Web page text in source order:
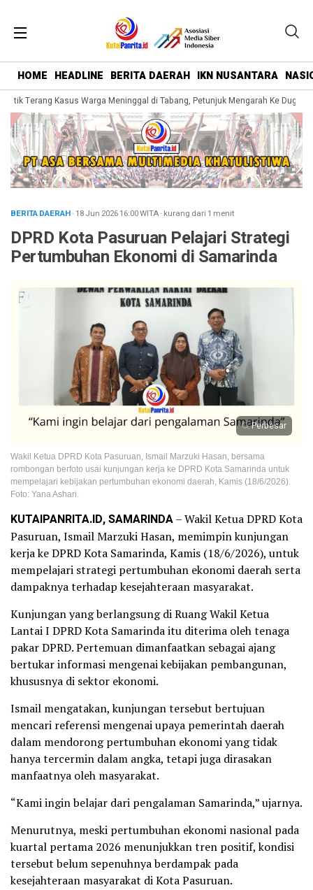
HOME HEADLINE BERITA DAERAH IKN NUSANTARA
Terang Kasus Warga Meninggal di Tabang, Petunjuk Mengarah Ke Dugaan
BERITA DAERAH· 18 Jun 202616:00WITA· kurang dari 1 menit
DPRD Kota Pasuruan Pelajari Strategi
Pertumbuhan Ekonomi di Samarinda
Perbesar
Wakil Ketua DPRD Kota Pasuruan, Ismail Marzuki Hasan, bersama
rombongan berfoto usai kunjungan kerja ke DPRD Kota Samarinda untuk
mempelajari kebijakan pertumbuhan ekonomi daerah, Kamis (18/6/2026).
Foto: Yana Ashari.
KUTAIPANRITA.ID, SAMARINDA– Wakil Ketua DPRD Kota
Pasuruan, Ismail Marzuki Hasan, memimpin kunjungan
kerja ke DPRD Kota Samarinda, Kamis (18/6/2026), untuk
mempelajari strategi pertumbuhan ekonomi daerah serta
dampaknya terhadap kesejahteraan masyarakat.
Kunjungan yang berlangsung di Ruang Wakil Ketua
Lantai I DPRD Kota Samarinda itu diterima oleh tenaga
pakar DPRD. Pertemuan dimanfaatkan sebagai ajang
bertukar informasi mengenai kebijakan pembangunan,
khususnya di sektor ekonomi.
Ismail mengatakan, kunjungan tersebut bertujuan
mencari referensi mengenai upaya pemerintah daerah
dalam mendorong pertumbuhan ekonomi yang tidak
hanya tercermin dalam angka, tetapi juga dirasakan
manfaatnya oleh masyarakat.
“Kami ingin belajar dari pengalaman Samarinda,” ujarnya.
Menurutnya, meski pertumbuhan ekonomi nasional pada
kuartal pertama 2026 menunjukkan tren positif, kondisi
tersebut belum sepenuhnya berdampak pada
kesejahteraan masyarakat di Kota Pasuruan.